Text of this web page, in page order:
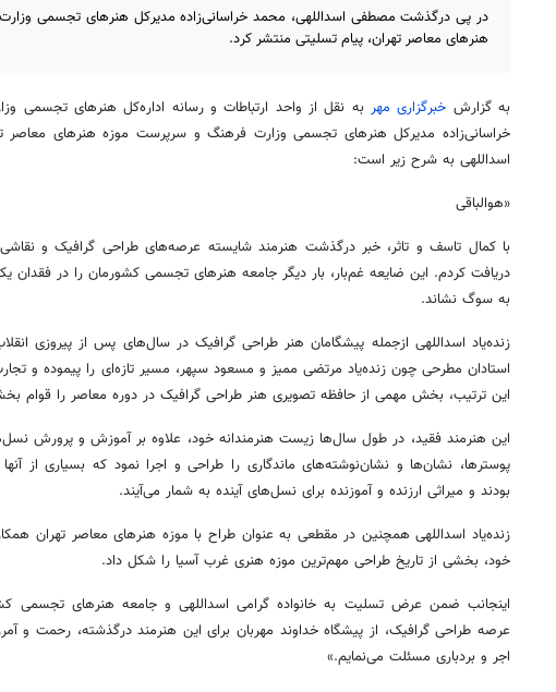
در پی درگذشت مصطفی اسداللهی، محمد خراسانی‌زاده مدیرکل هنرهای تجسمی
هنرهای معاصر تهران، پیام تسلیتی منتشر کرد.
به گزارش خبرگزاری مهربه نقل از واحد ارتباطات و رسانه اداره‌کل هنرهای تجسمی
خراسانی‌زاده مدیرکل هنرهای تجسمی وزارت فرهنگ و سرپرست موزه هنرهای
اسداللهی به شرح زیر است:
«هوالباقی
با کمال تاسف و تاثر، خبر درگذشت هنرمند شایسته عرصه‌های طراحی گرافیک و
دریافت کردم. این ضایعه غم‌بار، بار دیگر جامعه هنرهای تجسمی کشورمان را در فقدان
به سوگ نشاند.
زنده‌یاد اسداللهی ازجمله پیشگامان هنر طراحی گرافیک در سال‌های پس از پیروزی
استادان مطرحی چون زنده‌یاد مرتضی ممیز و مسعود سپهر، مسیر تازه‌ای را پیموده و
این ترتیب، بخش مهمی از حافظه تصویری هنر طراحی گرافیک در دوره معاصر را قوام
این هنرمند فقید، در طول سال‌ها زیست هنرمندانه خود، علاوه بر آموزش و پرورش
پوسترها، نشان‌ها و نشان‌نوشته‌های ماندگاری را طراحی و اجرا نمود که بسیاری از
بودند و میراثی ارزنده و آموزنده برای نسل‌های آینده به شمار می‌آیند.
زنده‌یاد اسداللهی همچنین در مقطعی به عنوان طراح با موزه هنرهای معاصر تهران
خود، بخشی از تاریخ طراحی مهم‌ترین موزه هنری غرب آسیا را شکل داد.
اینجانب ضمن عرض تسلیت به خانواده گرامی اسداللهی و جامعه هنرهای تجسمی
عرصه طراحی گرافیک، از پیشگاه خداوند مهربان برای این هنرمند درگذشته، رحمت و
اجر و بردباری مسئلت می‌نمایم.»